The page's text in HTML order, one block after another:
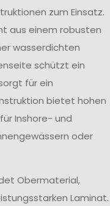
zum Einsatz.
aus einem robusten
wasserdichten
schützt ein
für ein
bietet hohen
Inshore- und
oder
Obermaterial,
Laminat.